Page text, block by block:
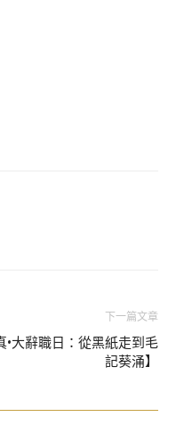
下一篇文章
•大辭職日：從黑紙走到毛
記葵涌】